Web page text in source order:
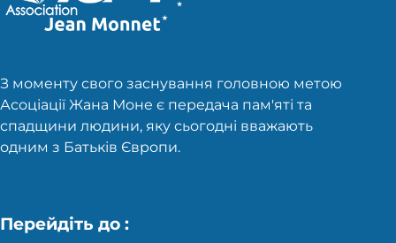
З моменту свого заснування головною метою
Асоціації Жана Моне є передача пам'яті та
спадщини людини, яку сьогодні вважають
одним з Батьків Європи.
Перейдіть до :